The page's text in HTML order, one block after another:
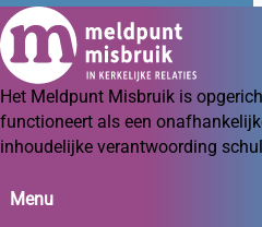
Het Meldpunt Misbruik is
functioneert als een
inhoudelijke verantwoording
Menu